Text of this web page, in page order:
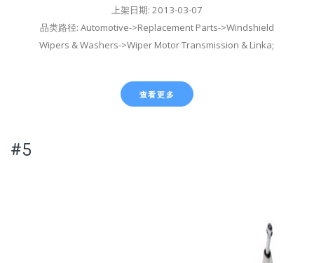
上架日期: 2013-03-07
品类路径: Automotive->Replacement Parts->Windshield
Wipers & Washers->Wiper Motor Transmission & Linka;
查看更多
#5